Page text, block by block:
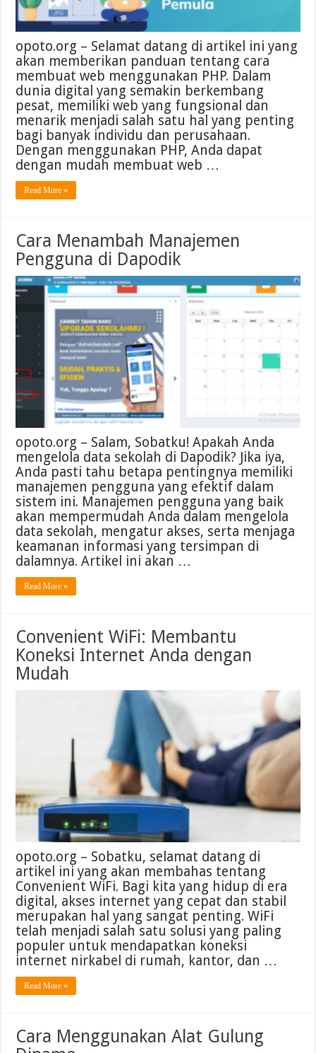
opoto.org – Selamat datang di artikel ini yang
akan memberikan panduan tentang cara
membuat web menggunakan PHP. Dalam
dunia digital yang semakin berkembang
pesat, memiliki web yang fungsional dan
menarik menjadi salah satu hal yang penting
bagi banyak individu dan perusahaan.
Dengan menggunakan PHP, Anda dapat
dengan mudah membuat web …
Read More »
Cara Menambah Manajemen
Pengguna di Dapodik
opoto.org – Salam, Sobatku! Apakah Anda
mengelola data sekolah di Dapodik? Jika iya,
Anda pasti tahu betapa pentingnya memiliki
manajemen pengguna yang efektif dalam
sistem ini. Manajemen pengguna yang baik
akan mempermudah Anda dalam mengelola
data sekolah, mengatur akses, serta menjaga
keamanan informasi yang tersimpan di
dalamnya. Artikel ini akan …
Read More »
Convenient WiFi: Membantu
Koneksi Internet Anda dengan
Mudah
opoto.org – Sobatku, selamat datang di
artikel ini yang akan membahas tentang
Convenient WiFi. Bagi kita yang hidup di era
digital, akses internet yang cepat dan stabil
merupakan hal yang sangat penting. WiFi
telah menjadi salah satu solusi yang paling
populer untuk mendapatkan koneksi
internet nirkabel di rumah, kantor, dan …
Read More »
Cara Menggunakan Alat Gulung